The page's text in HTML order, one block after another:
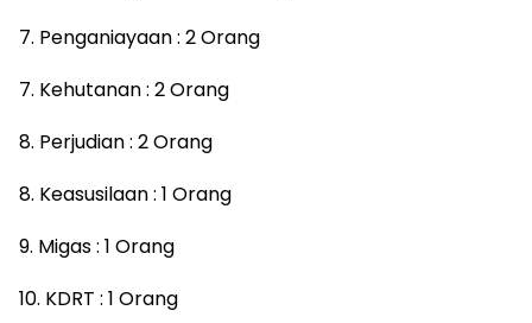
7. Penganiayaan : 2 Orang
7. Kehutanan : 2 Orang
8. Perjudian : 2 Orang
8. Keasusilaan : 1 Orang
9. Migas : 1 Orang
10. KDRT : 1 Orang